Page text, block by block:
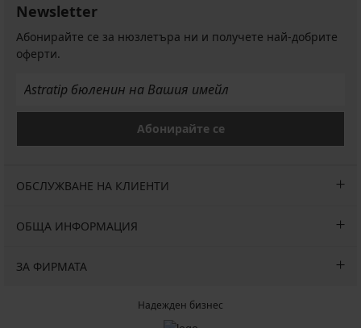
Newsletter
Абонирайте се за нюзлетъра ни и получете най-добрите
оферти.
Абонирайте се
ОБСЛУЖВАНЕ НА КЛИЕНТИ
ОБЩА ИНФОРМАЦИЯ
ЗА ФИРМАТА
Надежден бизнес